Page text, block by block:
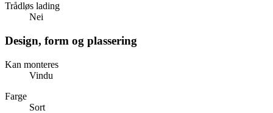
Trådløs lading
Nei
Design, form og plassering
Kan monteres
Vindu
Farge
Sort